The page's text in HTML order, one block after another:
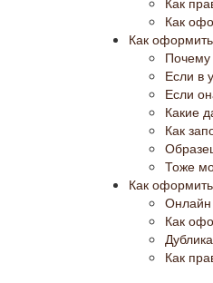
Как
Как
Почему
Если в
Если
Какие
Как
Тоже
Как
Онлайн
Как
Как